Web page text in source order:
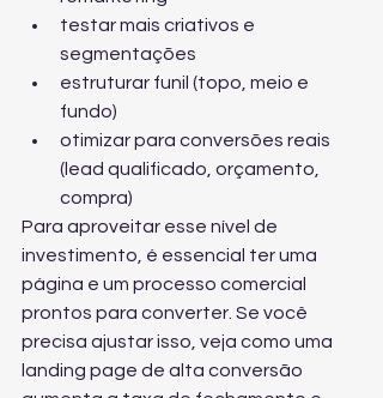
testar mais criativos e
segmentações
estruturar funil (topo, meio e
fundo)
otimizar para conversões reais
(lead qualificado, orçamento,
compra)
Para aproveitar esse nível de
investimento, é essencial ter uma
página e um processo comercial
prontos para converter. Se você
precisa ajustar isso, veja como uma
landing page de alta conversão